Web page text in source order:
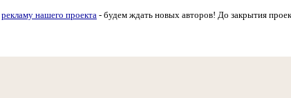
рекламу нашего проекта - будем ждать новых авторов! До закрытия